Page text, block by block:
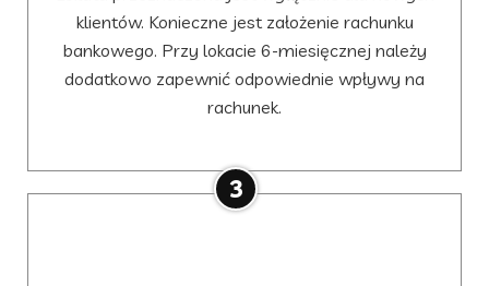
klientów. Konieczne jest założenie rachunku
bankowego. Przy lokacie 6-miesięcznej należy
dodatkowo zapewnić odpowiednie wpływy na
rachunek.
3